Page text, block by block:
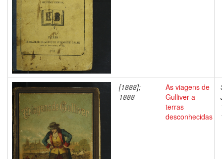
[1888];
1888
As viagens de
Gulliver a
terras
desconhecidas